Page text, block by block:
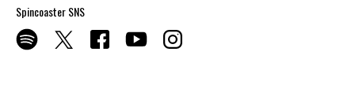
Spincoaster SNS